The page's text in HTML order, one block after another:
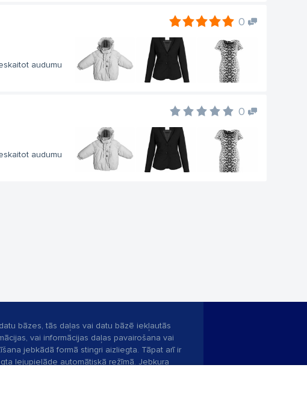
0
audumu
0
audumu
datu bāzes, tās daļas vai datu bāzē iekļautās
vai informācijas daļas pavairošana vai
jebkādā formā stingri aizliegta. Tāpat arī ir
lejupielāde automātiskā režīmā. Jebkura